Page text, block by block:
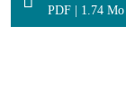
PDF
1.74 Mo